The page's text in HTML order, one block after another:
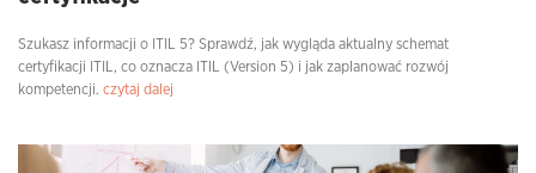
Szukasz informacji o ITIL 5? Sprawdź, jak wygląda aktualny schemat
certyfikacji ITIL, co oznacza ITIL (Version 5) i jak zaplanować rozwój
kompetencji. czytaj dalej